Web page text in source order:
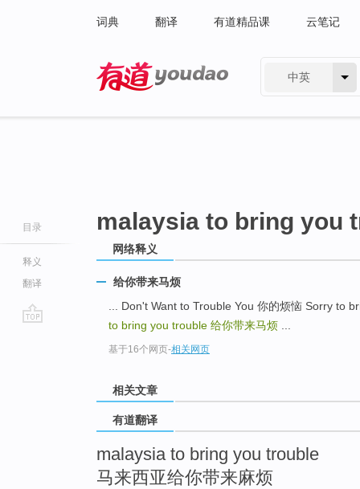
词典 翻译 有道精品课 云笔记
中英
目录
释义
翻译
malaysia to bring you
网络释义
给你带来马烦
... Don't Want to Trouble You 你的烦恼 Sorry to
to bring you trouble 给你带来马烦
基于16个网页-相关网页
相关文章
有道翻译
malaysia to bring you trouble
马来西亚给你带来麻烦